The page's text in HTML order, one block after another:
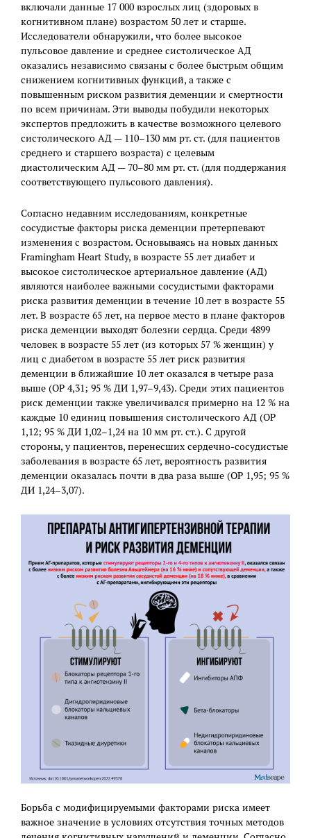
включали данные 17 000 взрослых лиц (здоровых в
когнитивном плане) возрастом 50 лет и старше.
Исследователи обнаружили, что более высокое
пульсовое давление и среднее систолическое АД
оказались независимо связаны с более быстрым общим
снижением когнитивных функций, а также с
повышенным риском развития деменции и смертности
по всем причинам. Эти выводы побудили некоторых
экспертов предложить в качестве возможного целевого
систолического АД — 110–130 мм рт. ст. (для пациентов
среднего и старшего возраста) с целевым
диастолическим АД — 70–80 мм рт. ст. (для поддержания
соответствующего пульсового давления).
Согласно недавним исследованиям, конкретные
сосудистые факторы риска деменции претерпевают
изменения с возрастом. Основываясь на новых данных
Framingham Heart Study, в возрасте 55 лет диабет и
высокое систолическое артериальное давление (АД)
являются наиболее важными сосудистыми факторами
риска развития деменции в течение 10 лет в возрасте 55
лет. В возрасте 65 лет, на первое место в плане факторов
риска деменции выходят болезни сердца. Среди 4899
человек в возрасте 55 лет (из которых 57 % женщин) у
лиц с диабетом в возрасте 55 лет риск развития
деменции в ближайшие 10 лет оказался в четыре раза
выше (ОР 4,31; 95 % ДИ 1,97–9,43). Среди этих пациентов
риск деменции также увеличивался примерно на 12 % на
каждые 10 единиц повышения систолического АД (ОР
1,12; 95 % ДИ 1,02–1,24 на 10 мм рт. ст.). С другой
стороны, у пациентов, перенесших сердечно-сосудистые
заболевания в возрасте 65 лет, вероятность развития
деменции оказалась почти в два раза выше (ОР 1,95; 95 %
ДИ 1,24–3,07).
Борьба с модифицируемыми факторами риска имеет
важное значение в условиях отсутствия точных методов